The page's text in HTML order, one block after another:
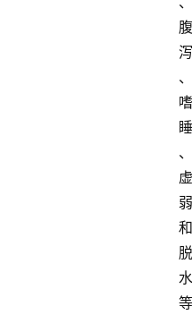
腹
泻
、
嗜
睡
、
虚
弱
和
脱
水
等